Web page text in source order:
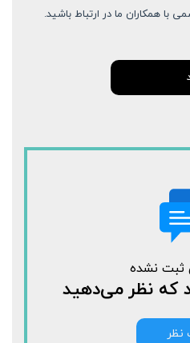
با همکاران ما در ارتباط باشید.
ثبت نشده
که نظر می‌دهید
نظر